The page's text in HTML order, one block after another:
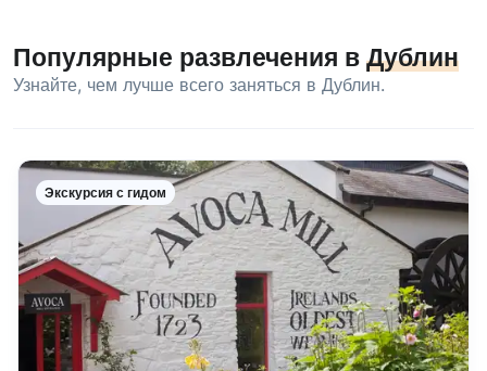
Популярные развлечения в Дублин
Узнайте, чем лучше всего заняться в Дублин.
Экскурсия с гидом